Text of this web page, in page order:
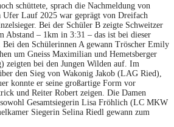
schüttete, sprach die Nachmeldung von
Ufer Lauf 2025 war geprägt von Dreifach
Bei der Schüler B zeigte Schweitzer
Abstand – 1km in 3:31 – das ist bei dieser
den Schülerinnen A gewann Tröscher Emily
um Gneiss Maximilian und Hemetsberger
zeigten bei den Jungen Wilden auf. Im
den Sieg von Wakonig Jakob (LAG Ried),
konnte er seine großartige Form vor
und Reiter Robert zeigen. Die Damen
Gesamtsiegerin Lisa Fröhlich (LC MKW
Siegerin Selina Riedl gewann zum